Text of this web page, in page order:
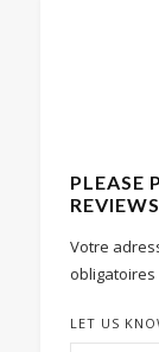
PLEASE
REVIEWS
Votre
LET US